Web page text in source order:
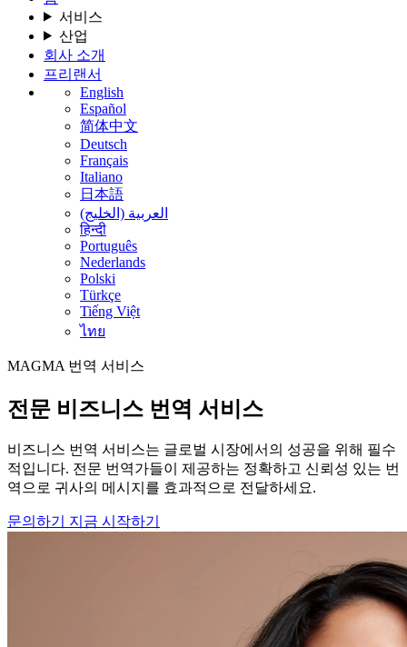
서비스
산업
회사 소개
프리랜서
English
Español
简体中文
Deutsch
Français
Italiano
日本語
العربية (الخليج)
हिन्दी
Português
Nederlands
Polski
Türkçe
Tiếng Việt
ไทย
MAGMA 번역 서비스
전문 비즈니스 번역 서비스
비즈니스 번역 서비스는 글로벌 시장에서의 성공을 위해 필수
적입니다. 전문 번역가들이 제공하는 정확하고 신뢰성 있는 번
역으로 귀사의 메시지를 효과적으로 전달하세요.
문의하기 지금 시작하기